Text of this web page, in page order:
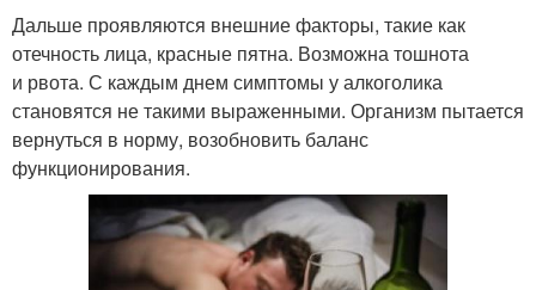
Дальше проявляются внешние факторы, такие как
отечность лица, красные пятна. Возможна тошнота
и рвота. С каждым днем симптомы у алкоголика
становятся не такими выраженными. Организм пытается
вернуться в норму, возобновить баланс
функционирования.